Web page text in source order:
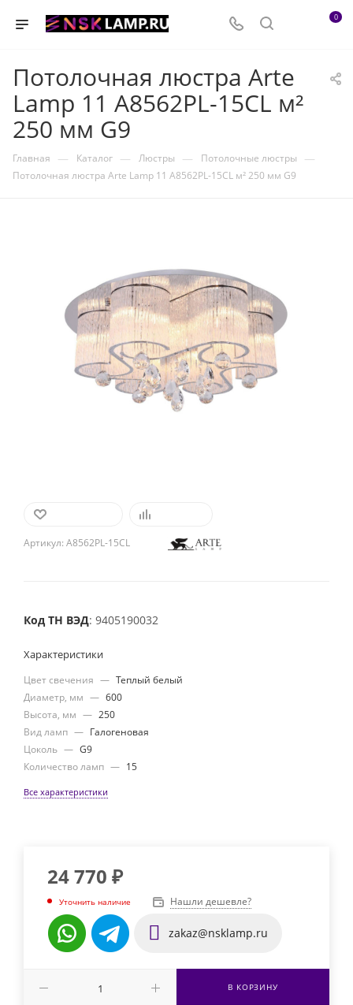
0
Потолочная люстра Arte
Lamp 11 A8562PL-15CL м²
250 мм G9
Главная — Каталог — Люстры — Потолочные люстры —
Потолочная люстра Arte Lamp 11 A8562PL-15CL м² 250 мм G9
Артикул: A8562PL-15CL
Код ТН ВЭД: 9405190032
Характеристики
Цвет свечения — Теплый белый
Диаметр, мм — 600
Высота, мм — 250
Вид ламп — Галогеновая
Цоколь — G9
Количество ламп — 15
Все характеристики
24 770 ₽
Уточнить наличие Нашли дешевле?
zakaz@nsklamp.ru
В КОРЗИНУ